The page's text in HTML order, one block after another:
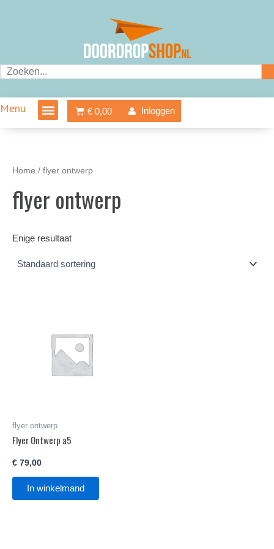
Zoeken
Menu € 0,00
Winkelwagen Inloggen
Home / flyer ontwerp
flyer ontwerp
Enige resultaat
flyer ontwerp
Flyer Ontwerp a5
€ 79,00
In winkelmand